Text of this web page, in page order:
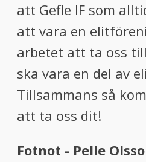
att Gefle IF som
att vara en
arbetet att ta oss
ska vara en del av
Tillsammans så
att ta oss dit!
Fotnot - Pelle